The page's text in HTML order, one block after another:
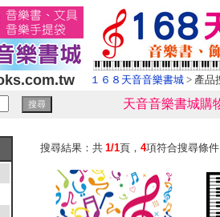
１６８天音音樂書城 > 產品
天音音樂書城購
搜尋結果：共 1/1頁， 4項符合搜尋條